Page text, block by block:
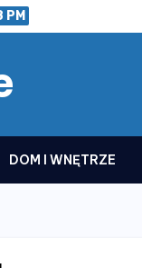
DOM I WNĘTRZE